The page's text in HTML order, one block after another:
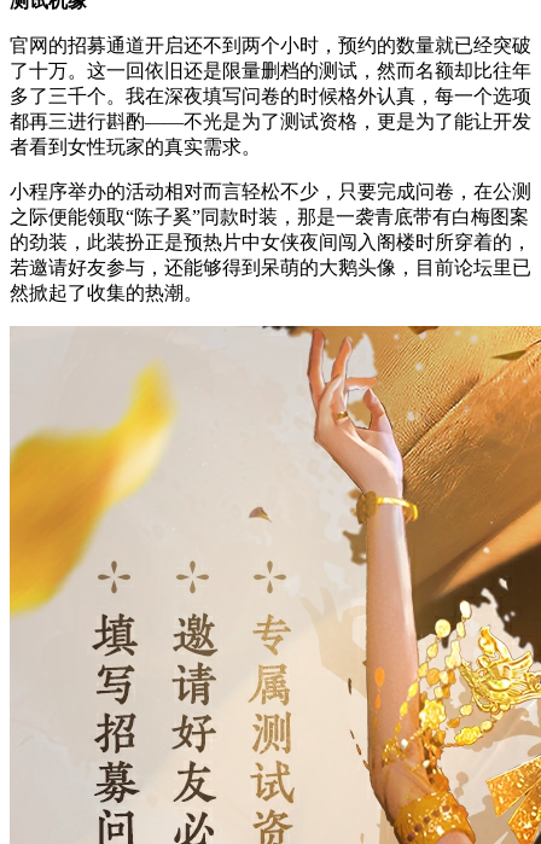
官网的招募通道开启还不到两个小时，预约的数量就已经突破
了十万。这一回依旧还是限量删档的测试，然而名额却比往年
多了三千个。我在深夜填写问卷的时候格外认真，每一个选项
都再三进行斟酌——不光是为了测试资格，更是为了能让开发
者看到女性玩家的真实需求。
小程序举办的活动相对而言轻松不少，只要完成问卷，在公测
之际便能领取“陈子奚”同款时装，那是一袭青底带有白梅图案
的劲装，此装扮正是预热片中女侠夜间闯入阁楼时所穿着的，
若邀请好友参与，还能够得到呆萌的大鹅头像，目前论坛里已
然掀起了收集的热潮。